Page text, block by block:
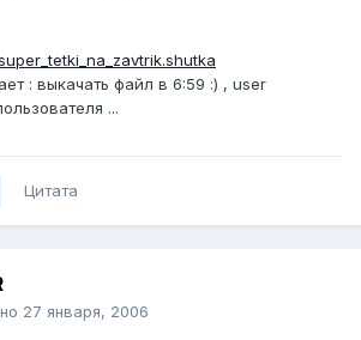
: выкачать файл в 6:59 :) , user
...
Цитата
27 января, 2006